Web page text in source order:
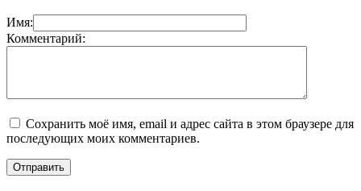
Имя:
Комментарий:
Сохранить моё имя, email и адрес сайта в этом браузере для
последующих моих комментариев.